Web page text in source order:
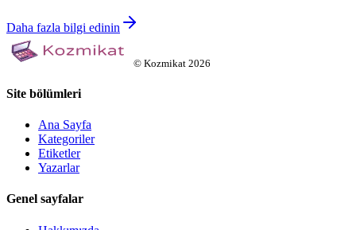
Daha fazla bilgi edinin
© Kozmikat 2026
Site bölümleri
Ana Sayfa
Kategoriler
Etiketler
Yazarlar
Genel sayfalar